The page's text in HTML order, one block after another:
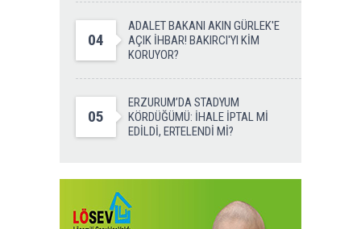
04
ADALET BAKANI AKIN GÜRLEK'E
AÇIK İHBAR! BAKIRCI'YI KİM
KORUYOR?
05
ERZURUM’DA STADYUM
KÖRDÜĞÜMÜ: İHALE İPTAL Mİ
EDİLDİ, ERTELENDİ Mİ?